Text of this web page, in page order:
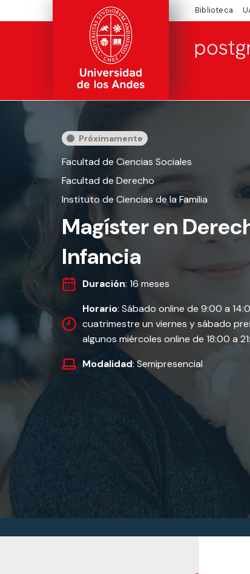
Biblioteca
Próximamente
Facultad de Ciencias Sociales
Facultad de Derecho
Instituto de Ciencias de la Familia
Magíster en
Infancia
Duración: 16 meses
Horario: Sábado online de 9:00 a
cuatrimestre un viernes y sábado
algunos miércoles online de 18:00 a
Modalidad: Semipresencial